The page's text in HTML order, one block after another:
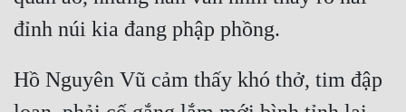
Tu Chân
Hồ Nguyên Vũ cảm thấy khó thở, tim đập